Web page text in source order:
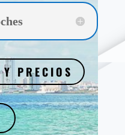
PRECIOS